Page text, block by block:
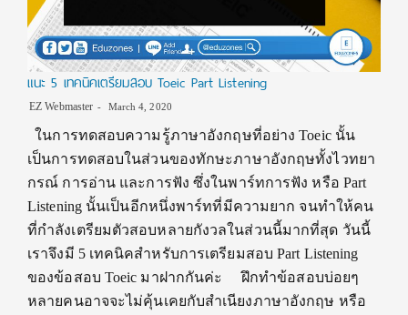
แนะ 5 เทคนิคเตรียมสอบ Toeic Part Listening
EZ Webmaster March 4, 2020
ในการทดสอบความรู้ภาษาอังกฤษที่อย่าง Toeic นั้น
เป็นการทดสอบในส่วนของทักษะภาษาอังกฤษทั้งไวทยา
กรณ์ การอ่าน และการฟัง ซึ่งในพาร์ทการฟัง หรือ Part
Listening นั้นเป็นอีกหนึ่งพาร์ทที่มีความยาก จนทำให้คน
ที่กำลังเตรียมตัวสอบหลายกังวลในส่วนนี้มากที่สุด วันนี้
เราจึงมี 5 เทคนิคสำหรับการเตรียมสอบ Part Listening
ของข้อสอบ Toeic มาฝากกันค่ะ ฝึกทำข้อสอบบ่อยๆ
หลายคนอาจจะไม่คุ้นเคยกับสำเนียงภาษาอังกฤษ หรือ